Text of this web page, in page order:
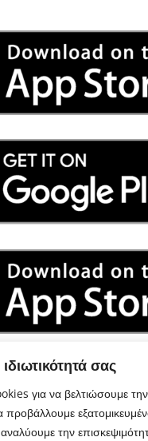
σας
για να βελτιώσουμε την
την